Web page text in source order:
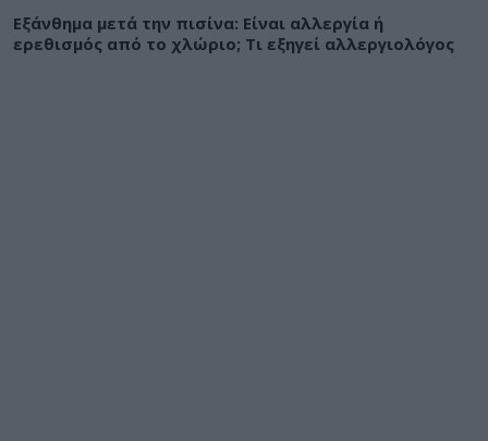
Εξάνθημα μετά την πισίνα: Είναι αλλεργία ή
ερεθισμός από το χλώριο; Τι εξηγεί αλλεργιολόγος